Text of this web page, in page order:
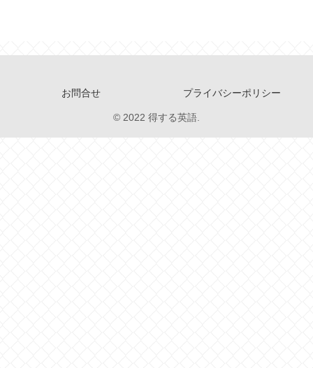
お問合せ プライバシーポリシー
© 2022 得する英語.